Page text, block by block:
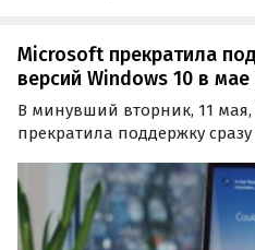
Microsoft прекратила
версий Windows 10 в мае
В минувший вторник, 11
прекратила поддержку сразу
выяснил «Где и Что»,
потребительская Windows 10
корпоративные…